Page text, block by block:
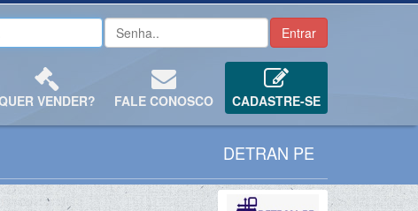
VENDER? FALE CONOSCO CADASTRE-SE
DETRAN PE